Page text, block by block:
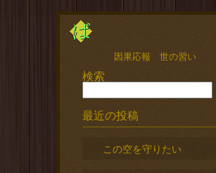
因果応報 世の習い
検索
最近の投稿
この空を守りたい